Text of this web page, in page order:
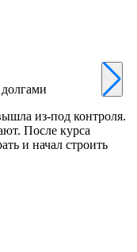
из-под контроля.
После курса
и начал строить